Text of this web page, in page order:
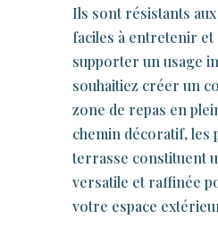
Ils sont résistants
faciles à entretenir et
supporter un usage
souhaitiez créer un
zone de repas en
chemin décoratif, les
terrasse constituent
versatile et raffinée
votre espace